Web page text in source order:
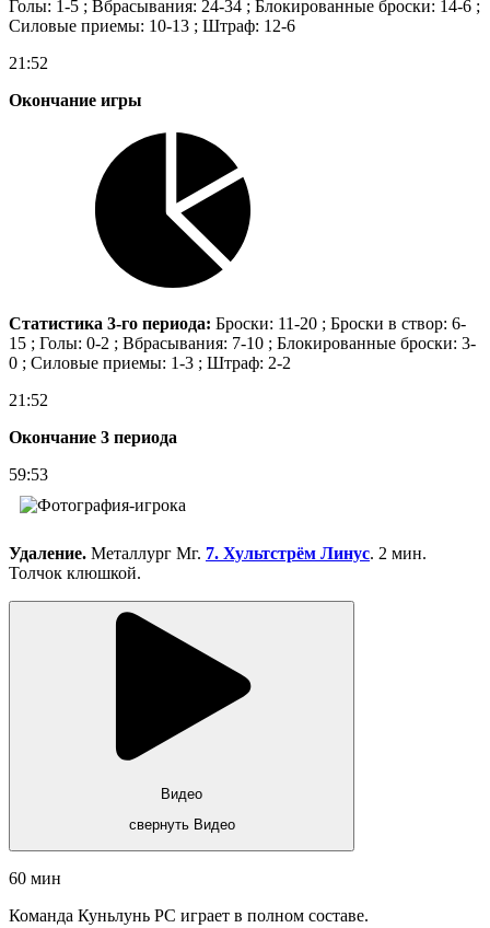
Голы: 1-5 ; Вбрасывания: 24-34 ; Блокированные броски: 14-6 ;
Силовые приемы: 10-13 ; Штраф: 12-6
21:52
Окончание игры
Статистика 3-го периода: Броски: 11-20 ; Броски в створ: 6-
15 ; Голы: 0-2 ; Вбрасывания: 7-10 ; Блокированные броски: 3-
0 ; Силовые приемы: 1-3 ; Штраф: 2-2
21:52
Окончание 3 периода
59:53
Удаление. Металлург Мг. 7. Хультстрём Линус. 2 мин.
Толчок клюшкой.
Видео
свернуть Видео
60 мин
Команда Куньлунь РС играет в полном составе.